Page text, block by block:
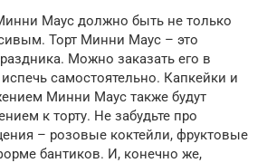
Маус должно быть не только
Торт Минни Маус – это
Можно заказать его в
самостоятельно. Капкейки и
Минни Маус также будут
к торту. Не забудьте про
– розовые коктейли, фруктовые
бантиков. И, конечно же,